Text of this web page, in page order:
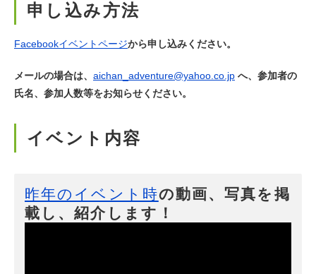
申し込み方法
Facebookイベントページから申し込みください。
メールの場合は、 aichan_adventure@yahoo.co.jp へ、参加者の
氏名、参加人数等をお知らせください。
イベント内容
昨年のイベント時の動画、写真を掲
載し、紹介します！